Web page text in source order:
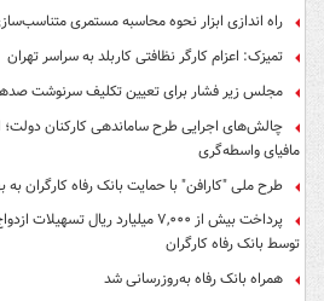
راه اندازی ابزار نحوه محاسبه مستمری
تمیزک: اعزام کارگر نظافتی کاربلد به سراسر تهران
مجلس زیر فشار برای تعیین تکلیف سرنوشت
چالش‌های اجرایی طرح ساماندهی کارکنان
مافیای واسطه‌گری
طرح ملی "کارافن" با حمایت بانک رفاه کارگران به
پرداخت بیش از ۷,۰۰۰ میلیارد ریال
توسط بانک رفاه کارگران
همراه بانک رفاه به‌روزرسانی شد